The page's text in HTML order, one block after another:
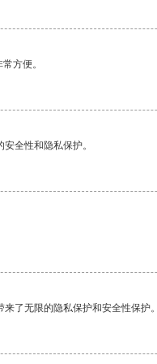
方便。
全性和隐私保护。
了无限的隐私保护和安全性保护